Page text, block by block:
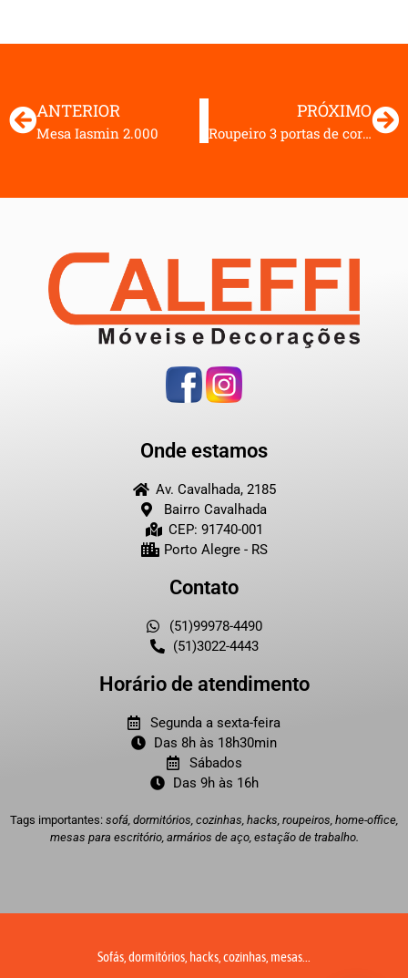
ANTERIOR
Mesa Iasmin 2.000
PRÓXIMO
Roupeiro 3 portas de correr – 4 gavetas
Onde estamos
Av. Cavalhada, 2185
Bairro Cavalhada
CEP: 91740-001
Porto Alegre - RS
Contato
(51)99978-4490
(51)3022-4443
Horário de atendimento
Segunda a sexta-feira
Das 8h às 18h30min
Sábados
Das 9h às 16h
Tags importantes: sofá, dormitórios, cozinhas, hacks, roupeiros, home-office,
mesas para escritório, armários de aço, estação de trabalho.
Sofás, dormitórios, hacks, cozinhas, mesas...